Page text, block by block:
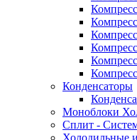
Конденсаторы
Моноблоки
Сплит -
Холодильные